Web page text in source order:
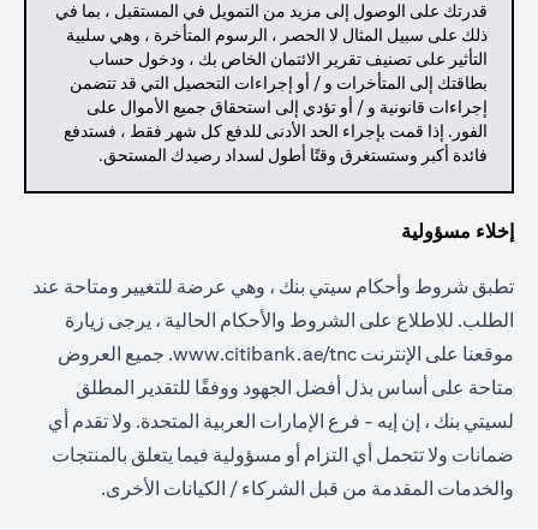
قدرتك على الوصول إلى مزيد من التمويل في المستقبل ، بما في
ذلك على سبيل المثال لا الحصر ، الرسوم المتأخرة ، وهي سلبية
التأثير على تصنيف تقرير الائتمان الخاص بك ، ودخول حساب
بطاقتك إلى المتأخرات و / أو إجراءات التحصيل التي قد تتضمن
إجراءات قانونية و / أو تؤدي إلى استحقاق جميع الأموال على
الفور. إذا قمت بإجراء الحد الأدنى للدفع كل شهر فقط ، فستدفع
فائدة أكبر وستستغرق وقتًا أطول لسداد رصيدك المستحق.
إخلاء مسؤولية
تطبق شروط وأحكام سيتي بنك ، وهي عرضة للتغيير ومتاحة عند
الطلب. للاطلاع على الشروط والأحكام الحالية ، يرجى زيارة
موقعنا على الإنترنت www.citibank.ae/tnc. جميع العروض
متاحة على أساس بذل أفضل الجهود ووفقًا للتقدير المطلق
لسيتي بنك ، إن إيه - فرع الإمارات العربية المتحدة. ولا تقدم أي
ضمانات ولا تتحمل أي التزام أو مسؤولية فيما يتعلق بالمنتجات
والخدمات المقدمة من قبل الشركاء / الكيانات الأخرى.